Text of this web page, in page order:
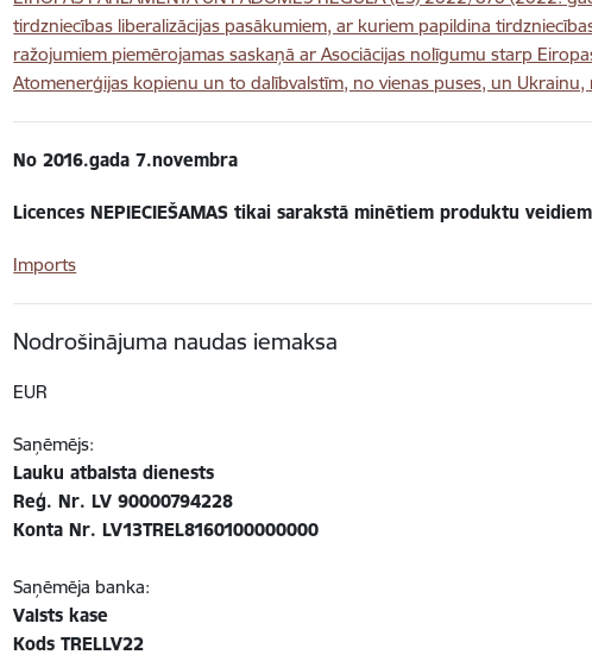
tirdzniecības liberalizācijas pasākumiem, ar kuriem papildina
ražojumiem piemērojamas saskaņā ar Asociācijas nolīgumu starp
Atomenerģijas kopienu un to dalībvalstīm, no vienas puses, un
No 2016.gada 7.novembra
Licences NEPIECIEŠAMAS tikai sarakstā minētiem produktu
Imports
Nodrošinājuma naudas iemaksa
EUR
Saņēmējs:
Lauku atbalsta dienests
Reģ. Nr. LV 90000794228
Konta Nr. LV13TREL8160100000000
Saņēmēja banka:
Valsts kase
Kods TRELLV22